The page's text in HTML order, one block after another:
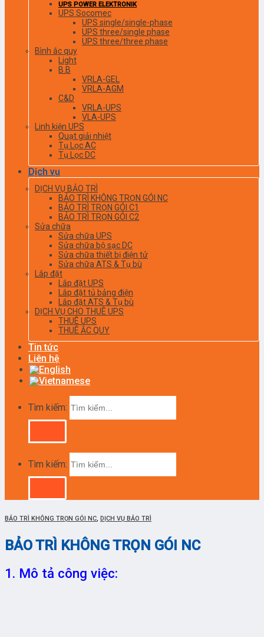
UPS POWER ELEKTRONIK
UPS Socomec
UPS single/single-phase
UPS three/single phase
UPS three/three phase
Bình ắc quy
Light
B.B
VRLA-GEL
VRLA-AGM
C&D
VRLA-UPS
VLA-UPS
Linh kiện UPS
Quạt giải nhiệt
Tụ Lọc AC
Tụ Lọc DC
Dịch vụ
DỊCH VỤ BẢO TRÌ
BẢO TRÌ KHÔNG TRỌN GÓI NC
BẢO TRÌ TRỌN GÓI C1
BẢO TRÌ TRỌN GÓI C2
Sửa chữa
Sửa chữa UPS
Sửa chữa bộ sạc DC
Sửa chữa thiết bị điện tử
Sửa chữa ATS & Tụ bù
Lắp đặt
Lắp đặt UPS
Lắp đặt tủ bảng điện
Lắp đặt ATS & Tụ bù
DỊCH VỤ CHO THUÊ UPS
THUÊ UPS
THUÊ ẮC QUY
Tin tức
Liên hệ
Tìm kiếm:
Tìm kiếm:
BẢO TRÌ KHÔNG TRỌN GÓI NC, DỊCH VỤ BẢO TRÌ
BẢO TRÌ KHÔNG TRỌN GÓI NC
1. Mô tả công việc: